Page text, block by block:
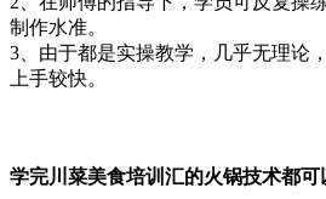
制作水准。
3、由于都是实操教学，几乎无理论
上手较快。
学完川菜美食培训汇的火锅技术都可